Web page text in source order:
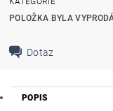
POLOŽKA BYLA
Dotaz
POPIS